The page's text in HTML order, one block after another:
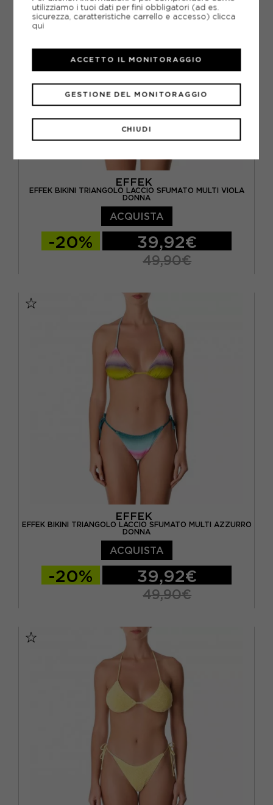
EFFEK
EFFEK BIKINI TRIANGOLO LACCIO SFUMATO MULTI VIOLA
DONNA
ACQUISTA
-20% 39,92€
49,90€
EFFEK
EFFEK BIKINI TRIANGOLO LACCIO SFUMATO MULTI AZZURRO
DONNA
ACQUISTA
-20% 39,92€
49,90€
utilizziamo i tuoi dati per fini obbligatori (ad es.
sicurezza, caratteristiche carrello e accesso) clicca
qui
CHIUDI
GESTIONE DEL MONITORAGGIO
ACCETTO IL MONITORAGGIO